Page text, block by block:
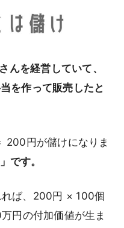
んを経営していて、
を作って販売したと
円が儲けになりま
です。
れば、200円 × 100個
円の付加価値が生ま